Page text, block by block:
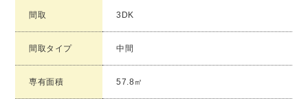
間取 3DK
間取タイプ 中間
専有面積 57.8㎡